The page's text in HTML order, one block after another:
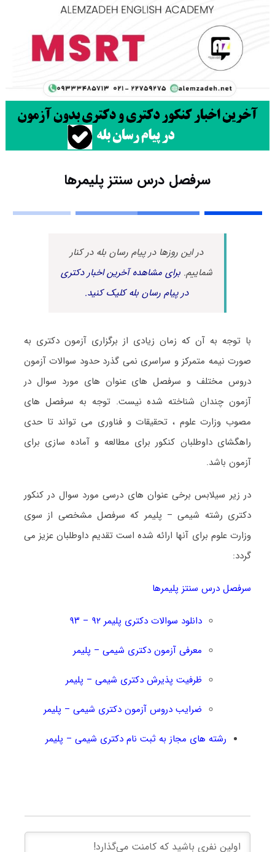
سرفصل درس سنتز پلیمرها
در این روزها در پیام رسان بله در کنار
شماییم.برای مشاهده آخرین اخبار دکتری
در پیام رسان بله کلیک کنید.
با توجه به آن که زمان زیادی از برگزاری آزمون دکتری به
صورت نیمه متمرکز و سراسری نمی گذرد حدود سوالات آزمون
دروس مختلف و سرفصل های عنوان های مورد سوال در
آزمون چندان شناخته شده نیست. توجه به سرفصل های
مصوب وزارت علوم ، تحقیقات و فناوری می تواند تا حدی
راهگشای داوطلبان کنکور برای مطالعه و آماده سازی برای
آزمون باشد.
در زیر سیلابس برخی عنوان های درسی مورد سوال در کنکور
دکتری رشته شیمی – پلیمر که سرفصل مشخصی از سوی
وزارت علوم برای آنها ارائه شده است تقدیم داوطلبان عزیز می
گردد:
سرفصل درس سنتز پلیمرها
دانلود سوالات دکتری پلیمر ۹۲ – ۹۳
معرفی آزمون دکتری شیمی – پلیمر
ظرفیت پذیرش دکتری شیمی – پلیمر
ضرایب دروس آزمون دکتری شیمی – پلیمر
رشته های مجاز به ثبت نام دکتری شیمی – پلیمر